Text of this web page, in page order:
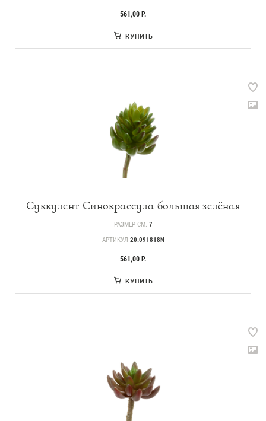
561,00 Р.
КУПИТЬ
Суккулент Синокрассула большая зелёная
РАЗМЕР СМ. 7
АРТИКУЛ 20.091818N
561,00 Р.
КУПИТЬ